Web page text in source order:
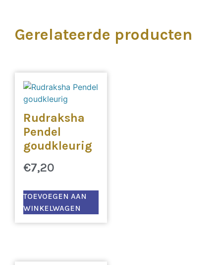
Gerelateerde producten
Rudraksha
Pendel
goudkleurig
€7,20
TOEVOEGEN AAN
WINKELWAGEN